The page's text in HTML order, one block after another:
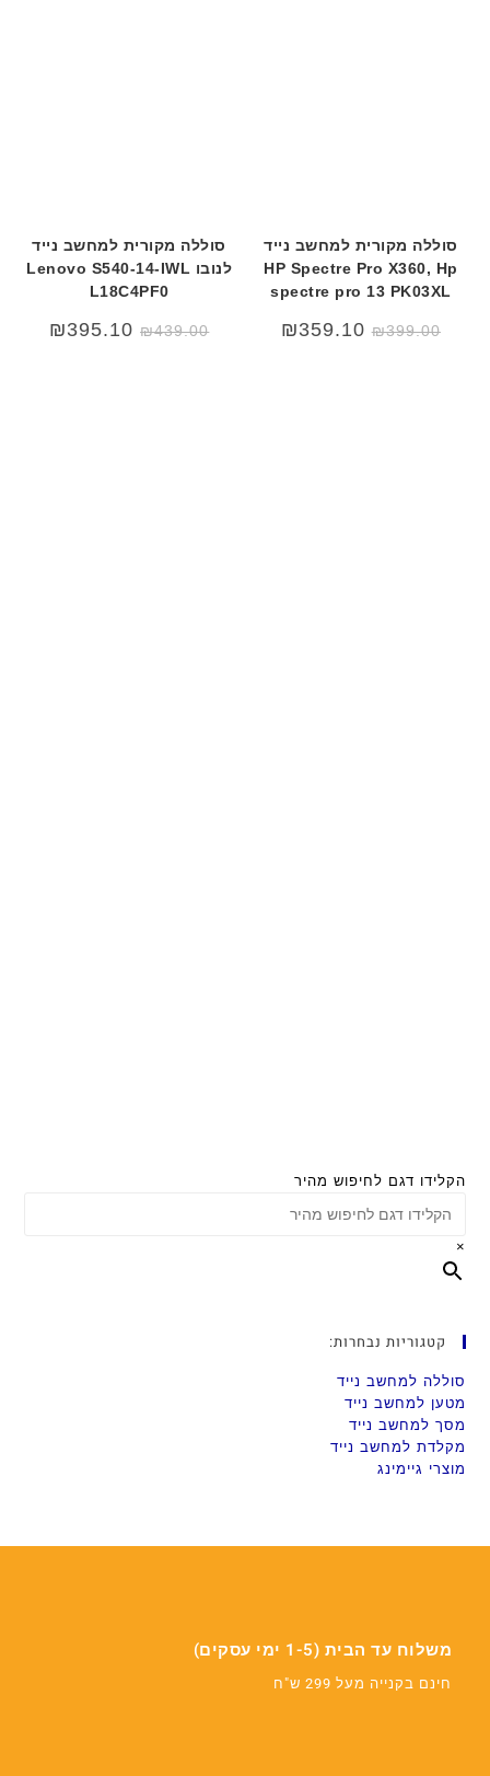
סוללה מקורית למחשב נייד
HP Spectre Pro X360, Hp
spectre pro 13 PK03XL
₪399.00
₪359.10
סוללה מקורית למחשב נייד
לנובו Lenovo S540-14-IWL
L18C4PF0
₪439.00
₪395.10
הקלידו דגם לחיפוש מהיר
×
קטגוריות נבחרות:
סוללה למחשב נייד
מטען למחשב נייד
מסך למחשב נייד
מקלדת למחשב נייד
מוצרי גיימינג
משלוח עד הבית (1-5 ימי עסקים)
חינם בקנייה מעל 299 ש"ח